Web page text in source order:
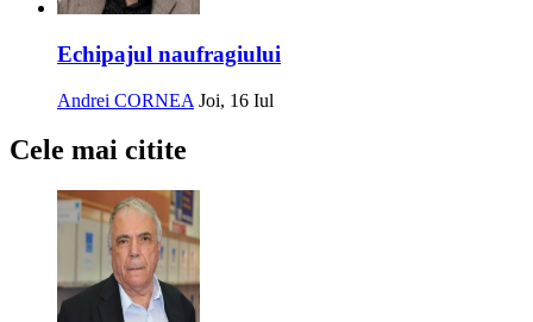
Echipajul naufragiului
Andrei CORNEA Joi, 16 Iul
Cele mai citite